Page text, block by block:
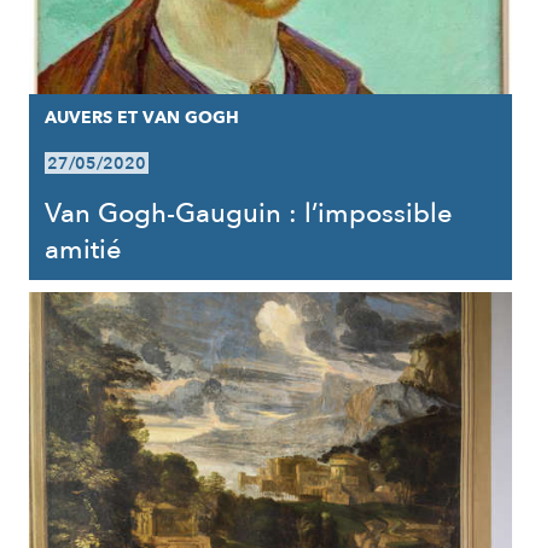
AUVERS ET VAN GOGH
27/05/2020
Van Gogh-Gauguin : l’impossible
amitié